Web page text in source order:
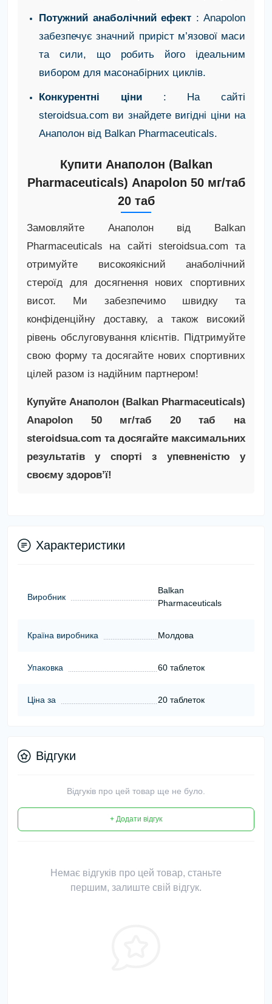
Потужний анаболічний ефект : Anapolon
забезпечує значний приріст м’язової маси
та сили, що робить його ідеальним
вибором для масонабірних циклів.
Конкурентні ціни : На сайті
steroidsua.com ви знайдете вигідні ціни на
Анаполон від Balkan Pharmaceuticals.
Купити Анаполон (Balkan
Pharmaceuticals) Anapolon 50 мг/таб
20 таб
Замовляйте Анаполон від Balkan
Pharmaceuticals на сайті steroidsua.com та
отримуйте високоякісний анаболічний
стероїд для досягнення нових спортивних
висот. Ми забезпечимо швидку та
конфіденційну доставку, а також високий
рівень обслуговування клієнтів. Підтримуйте
свою форму та досягайте нових спортивних
цілей разом із надійним партнером!
Купуйте Анаполон (Balkan Pharmaceuticals)
Anapolon 50 мг/таб 20 таб на
steroidsua.com та досягайте максимальних
результатів у спорті з упевненістю у
своєму здоров’ї!
Характеристики
Виробник
Balkan
Pharmaceuticals
Країна виробника Молдова
Упаковка 60 таблеток
Ціна за 20 таблеток
Відгуки
Відгуків про цей товар ще не було.
+ Додати відгук
Немає відгуків про цей товар, станьте
першим, залиште свій відгук.